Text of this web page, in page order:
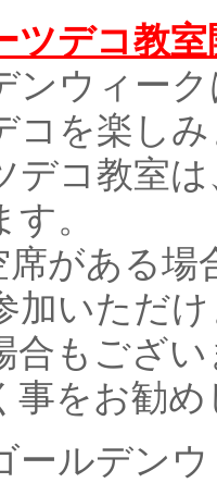
デコ教室
ンウィー
コを楽し
デコ教室
。
がある場
加いただ
合もござ
事をお勧
ールデン